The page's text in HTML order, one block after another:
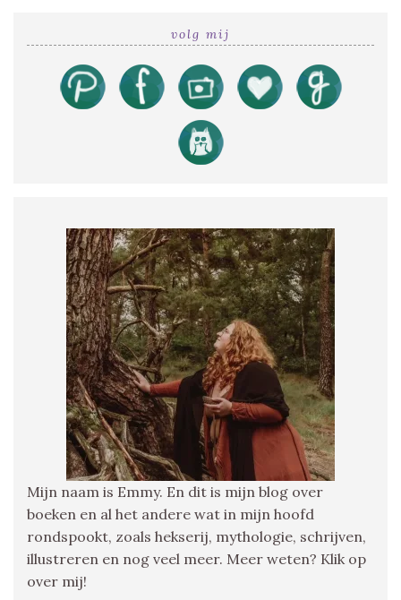
volg mij
Mijn naam is Emmy. En dit is mijn blog over
boeken en al het andere wat in mijn hoofd
rondspookt, zoals hekserij, mythologie, schrijven,
illustreren en nog veel meer. Meer weten? Klik op
over mij!